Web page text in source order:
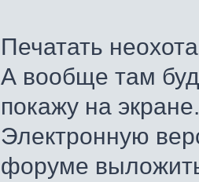
Печатать
А вообще там
покажу на экране.
Электронную
форуме